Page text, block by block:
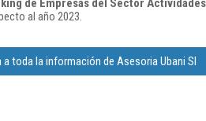
de Empresas del Sector
al año 2023.
a toda la información de Asesoria Ubani Sl